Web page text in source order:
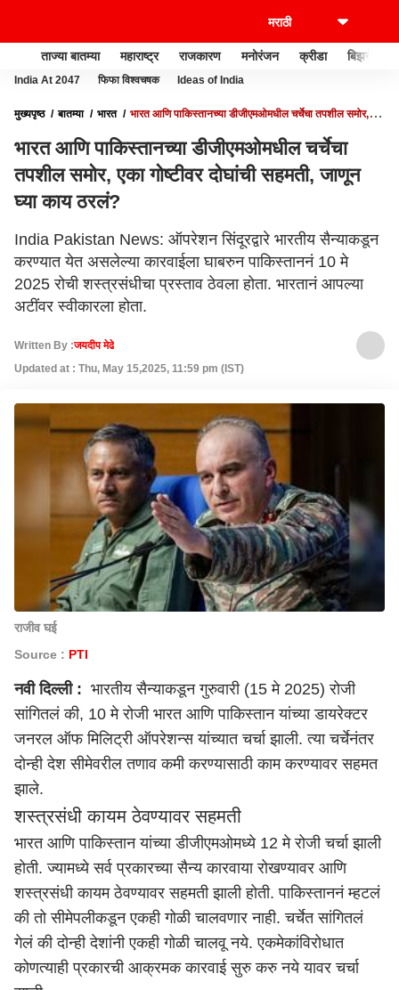
ताज्या बातम्या महाराष्ट्र राजकारण मनोरंजन क्रीडा बिझनेस
India At 2047 फिफा विश्वचषक Ideas of India
मुख्यपृष्ठ बातम्या भारत
भारत आणि पाकिस्तानच्या डीजीएमओमधील चर्चेचा तपशील समोर,
भारत आणि पाकिस्तानच्या डीजीएमओमधील चर्चेचा
तपशील समोर, एका गोष्टीवर दोघांची सहमती, जाणून
घ्या काय ठरलं?
India Pakistan News: ऑपरेशन सिंदूरद्वारे भारतीय सैन्याकडून
करण्यात येत असलेल्या कारवाईला घाबरुन पाकिस्ताननं 10 मे
2025 रोची शस्त्रसंधीचा प्रस्ताव ठेवला होता. भारतानं आपल्या
अटींवर स्वीकारला होता.
Written By :जयदीप मेढे
Updated at : Thu, May 15,2025, 11:59 pm (IST)
राजीव घई
Source : PTI
नवी दिल्ली: भारतीय सैन्याकडून गुरुवारी (15 मे 2025) रोजी
सांगितलं की, 10 मे रोजी भारत आणि पाकिस्तान यांच्या डायरेक्टर
जनरल ऑफ मिलिट्री ऑपरेशन्स यांच्यात चर्चा झाली. त्या चर्चेनंतर
दोन्ही देश सीमेवरील तणाव कमी करण्यासाठी काम करण्यावर सहमत
झाले.
शस्त्रसंधी कायम ठेवण्यावर सहमती
भारत आणि पाकिस्तान यांच्या डीजीएमओमध्ये 12 मे रोजी चर्चा झाली
होती. ज्यामध्ये सर्व प्रकारच्या सैन्य कारवाया रोखण्यावर आणि
शस्त्रसंधी कायम ठेवण्यावर सहमती झाली होती. पाकिस्ताननं म्हटलं
की तो सीमेपलीकडून एकही गोळी चालवणार नाही. चर्चेत सांगितलं
गेलं की दोन्ही देशांनी एकही गोळी चालवू नये. एकमेकांविरोधात
कोणत्याही प्रकारची आक्रमक कारवाई सुरु करु नये यावर चर्चा